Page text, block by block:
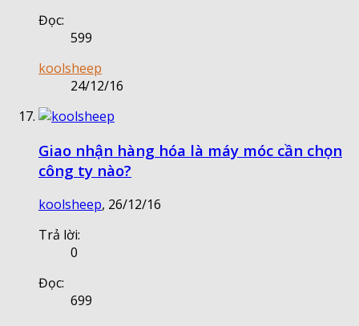
Đọc:
599
koolsheep
24/12/16
Giao nhận hàng hóa là máy móc cần chọn
công ty nào?
koolsheep, 26/12/16
Trả lời:
0
Đọc:
699